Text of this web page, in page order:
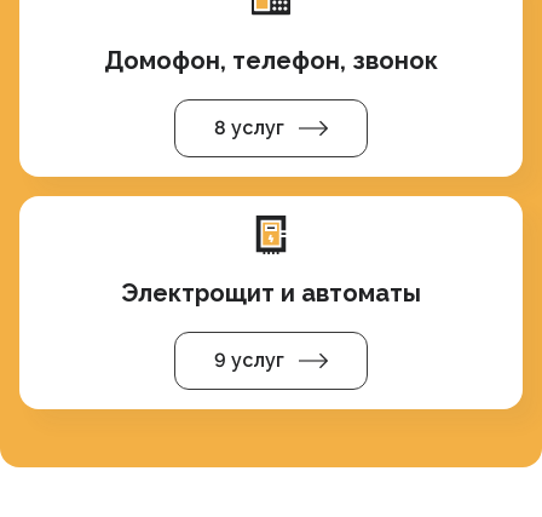
Домофон, телефон, звонок
8 услуг
Электрощит и автоматы
9 услуг